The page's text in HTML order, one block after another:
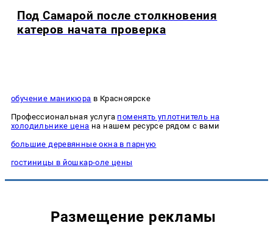
Под Самарой после столкновения
катеров начата проверка
обучение маникюра в Красноярске
Профессиональная услуга поменять уплотнитель на
холодильнике цена на нашем ресурсе рядом с вами
большие деревянные окна в парную
гостиницы в йошкар-оле цены
Размещение рекламы